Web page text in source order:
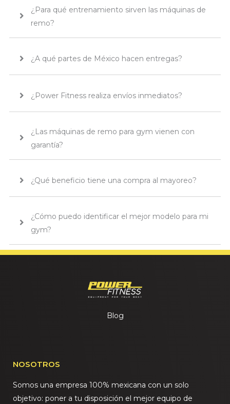
¿Para qué entrenamiento sirven las máquinas de
remo?
¿A qué partes de México hacen entregas?
¿Power Fitness realiza envíos inmediatos?
¿Las máquinas de remo para gym vienen con
garantía?
¿Qué beneficio tiene una compra al mayoreo?
¿Cómo puedo identificar el mejor modelo para mi
gym?
Blog
NOSOTROS
Somos una empresa 100% mexicana con un solo
objetivo: poner a tu disposición el mejor equipo de